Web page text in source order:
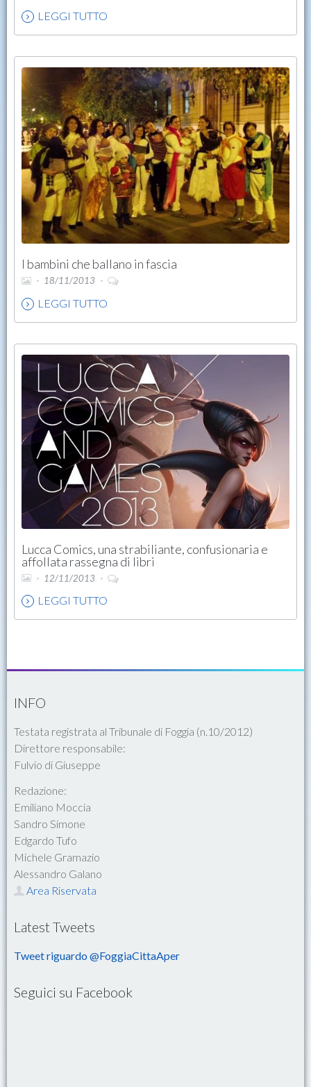
LEGGI TUTTO
I bambini che ballano in fascia
18/11/2013
LEGGI TUTTO
Lucca Comics, una strabiliante, confusionaria e
affollata rassegna di libri
12/11/2013
LEGGI TUTTO
INFO
Testata registrata al Tribunale di Foggia (n.10/2012)
Direttore responsabile:
Fulvio di Giuseppe
Redazione:
Emiliano Moccia
Sandro Simone
Edgardo Tufo
Michele Gramazio
Alessandro Galano
Area Riservata
Latest Tweets
Tweet riguardo @FoggiaCittaAper
Seguici su Facebook